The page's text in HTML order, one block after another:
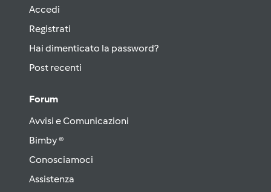
Accedi
Registrati
Hai dimenticato la password?
Post recenti
Forum
Avvisi e Comunicazioni
Bimby ®
Conosciamoci
Assistenza